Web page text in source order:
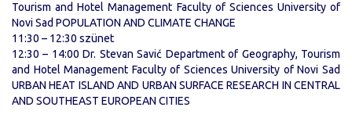
Tourism and Hotel Management Faculty of Sciences University of
Novi Sad POPULATION AND CLIMATE CHANGE
11:30 – 12:30 szünet
12:30 – 14:00 Dr. Stevan Savić Department of Geography, Tourism
and Hotel Management Faculty of Sciences University of Novi Sad
URBAN HEAT ISLAND AND URBAN SURFACE RESEARCH IN CENTRAL
AND SOUTHEAST EUROPEAN CITIES